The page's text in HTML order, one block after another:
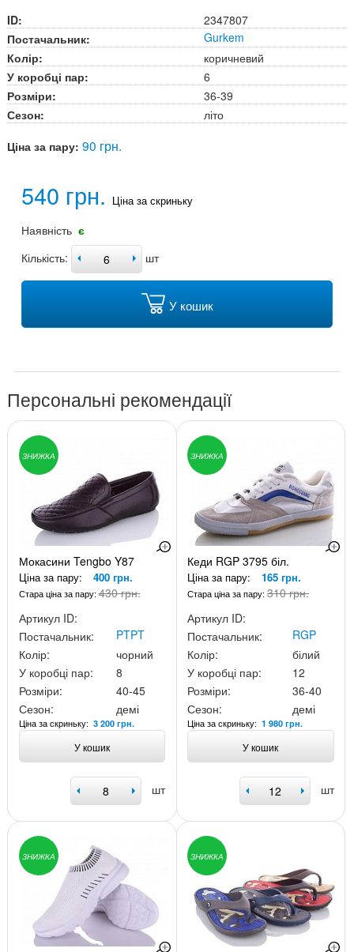
ID:
2347807
Постачальник:
Gurkem
Колір:
коричневий
У коробці пар:
6
Розміри:
36-39
Сезон:
літо
Ціна за пару: 90 грн.
540 грн. Ціна за скриньку
Наявність є
Кількість:
шт
У кошик
Персональні рекомендації
ЗНИЖКА
Мокасини Tengbo Y87
Ціна за пару: 400 грн.
Стара ціна за пару:430 грн.
Артикул ID:
Постачальник:
PTPT
Колір:
чорний
У коробці пар:
8
Розміри:
40-45
Сезон:
демі
Ціна за скриньку: 3 200 грн.
У кошик
шт
ЗНИЖКА
Кеди RGP 3795 біл.
Ціна за пару: 165 грн.
Стара ціна за пару:310 грн.
Артикул ID:
Постачальник:
RGP
Колір:
білий
У коробці пар:
12
Розміри:
36-40
Сезон:
демі
Ціна за скриньку:1 980 грн.
У кошик
шт
ЗНИЖКА ЗНИЖКА